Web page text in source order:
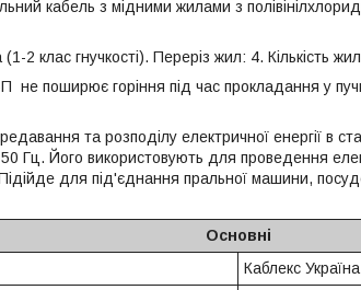
кабель з мідними жилами з
2 клас гнучкості). Переріз жил: 4. Кількість
не поширює горіння під час прокладання у
та розподілу електричної енергії в
Гц. Його використовують для проведення
для під'єднання пральної машини,
Основні
Каблекс Україна